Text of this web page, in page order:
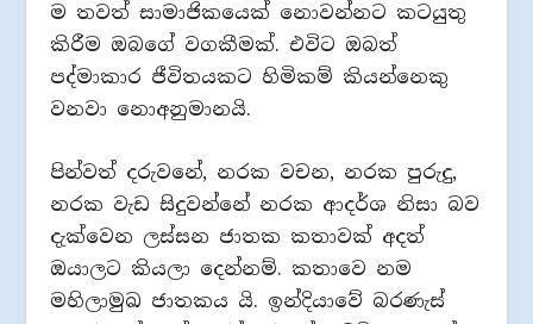
ම තවත් සාමාජිකයෙක් නොවන්නට කටයුතු
කිරීම ඔබගේ වගකීමක්. එවිට ඔබත්
පද්මාකාර ජීවිතයකට හිමිකම් කියන්නෙකු
වනවා නොඅනුමානයි.
පින්වත් දරුවනේ, නරක වචන, නරක පුරුදු,
නරක වැඩ සිදුවන්නේ නරක ආදර්ශ නිසා බව
දැක්වෙන ලස්සන ජාතක කතාවක් අදත්
ඔයාලට කියලා දෙන්නම්. කතාවෙ නම
මහිලාමුඛ ජාතකය යි. ඉන්දියාවේ බරණැස්